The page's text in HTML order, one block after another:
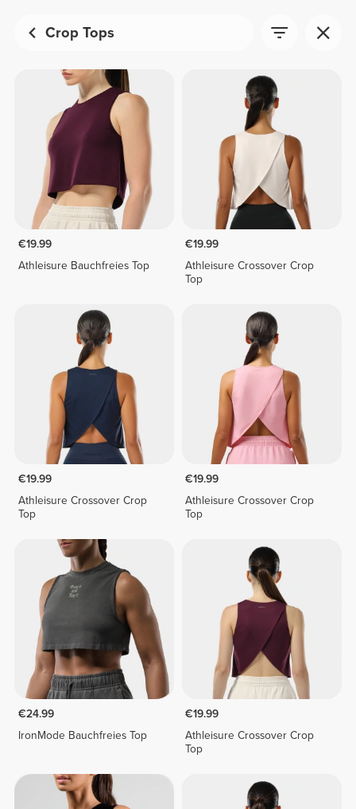
Crop Tops
€19.99
Athleisure Bauchfreies Top
€19.99
Athleisure Crossover Crop
Top
€19.99
Athleisure Crossover Crop
Top
€19.99
Athleisure Crossover Crop
Top
€24.99
IronMode Bauchfreies Top
€19.99
Athleisure Crossover Crop
Top